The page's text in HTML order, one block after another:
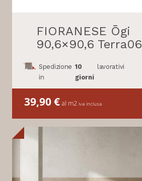
FIORANESE Ōgi
90,6×90,6 Terra06
Spedizione
in
10
giorni
lavorativi
39,90€al m2 iva inclusa